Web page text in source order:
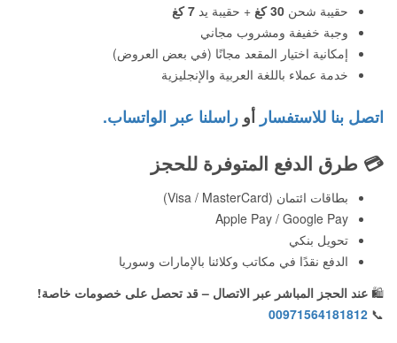
حقيبة شحن 30 كغ + حقيبة يد 7 كغ
وجبة خفيفة ومشروب مجاني
إمكانية اختيار المقعد مجانًا (في بعض العروض)
خدمة عملاء باللغة العربية والإنجليزية
اتصل بنا للاستفسار أو راسلنا عبر الواتساب.
💳 طرق الدفع المتوفرة للحجز
بطاقات ائتمان (Visa / MasterCard)
Apple Pay / Google Pay
تحويل بنكي
الدفع نقدًا في مكاتب وكلائنا بالإمارات وسوريا
🛍️ عند الحجز المباشر عبر الاتصال – قد تحصل على خصومات خاصة!
📞
00971564181812